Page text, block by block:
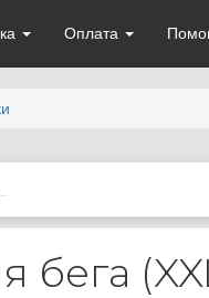
Оплата
бега